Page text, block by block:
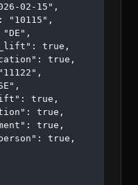
02-15",
"10115",
true,
true,
true,
true,
true,
true,